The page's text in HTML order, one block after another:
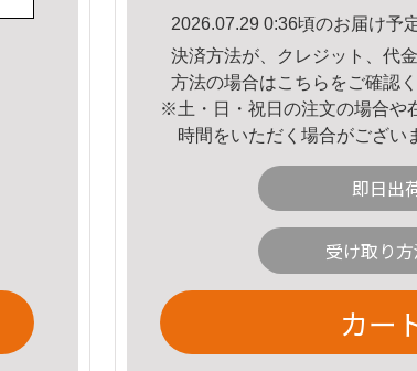
2026.07.29 0:36頃のお届け予
決済方法が、クレジット、代
方法の場合はこちら をご確認
※土・日・祝日の注文の場合や
時間をいただく場合がござい
即日出
受け取り
カー